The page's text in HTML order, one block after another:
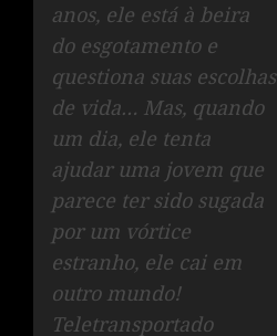
anos, ele está à beira
do esgotamento e
questiona suas escolhas
de vida… Mas, quando
um dia, ele tenta
ajudar uma jovem que
parece ter sido sugada
por um vórtice
estranho, ele cai em
outro mundo!
Teletransportado